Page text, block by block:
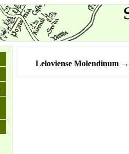
Leloviense Molendinum →